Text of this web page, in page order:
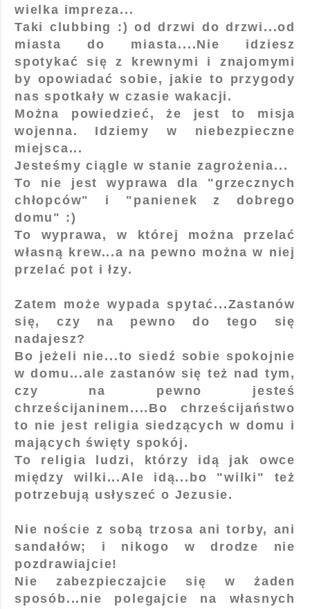
wielka impreza...
Taki clubbing :) od drzwi do drzwi...od
miasta do miasta....Nie idziesz
spotykać się z krewnymi i znajomymi
by opowiadać sobie, jakie to przygody
nas spotkały w czasie wakacji.
Można powiedzieć, że jest to misja
wojenna. Idziemy w niebezpieczne
miejsca...
Jesteśmy ciągle w stanie zagrożenia...
To nie jest wyprawa dla "grzecznych
chłopców" i "panienek z dobrego
domu" :)
To wyprawa, w której można przelać
własną krew...a na pewno można w niej
przelać pot i łzy.
Zatem może wypada spytać...Zastanów
się, czy na pewno do tego się
nadajesz?
Bo jeżeli nie...to siedź sobie spokojnie
w domu...ale zastanów się też nad tym,
czy na pewno jesteś
chrześcijaninem....Bo chrześcijaństwo
to nie jest religia siedzących w domu i
mających święty spokój.
To religia ludzi, którzy idą jak owce
między wilki...Ale idą...bo "wilki" też
potrzebują usłyszeć o Jezusie.
Nie noście z sobą trzosa ani torby, ani
sandałów; i nikogo w drodze nie
pozdrawiajcie!
Nie zabezpieczajcie się w żaden
sposób...nie polegajcie na własnych